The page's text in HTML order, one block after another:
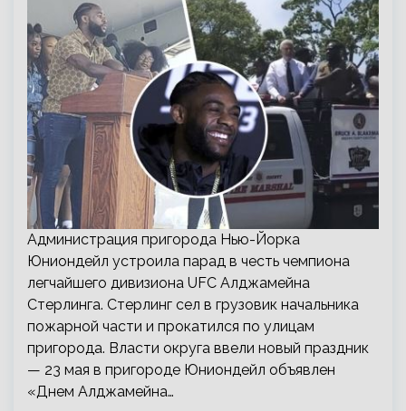
Администрация пригорода Нью-Йорка
Юниондейл устроила парад в честь чемпиона
легчайшего дивизиона UFC Алджамейна
Стерлинга. Стерлинг сел в грузовик начальника
пожарной части и прокатился по улицам
пригорода. Власти округа ввели новый праздник
— 23 мая в пригороде Юниондейл объявлен
«Днем Алджамейна…